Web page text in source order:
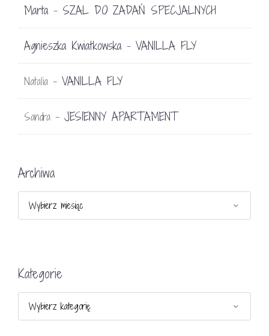
Marta - SZAL DO ZADAŃ SPECJALNYCH
Agnieszka Kwiatkowska - VANILLA FLY
Natalia - VANILLA FLY
Sandra - JESIENNY APARTAMENT
Archiwa
Kategorie